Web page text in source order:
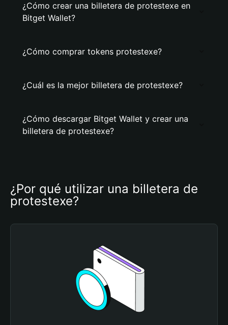
¿Cómo crear una billetera de protestexe en
Bitget Wallet?
¿Cómo comprar tokens protestexe?
¿Cuál es la mejor billetera de protestexe?
¿Cómo descargar Bitget Wallet y crear una
billetera de protestexe?
¿Por qué utilizar una billetera de
protestexe?